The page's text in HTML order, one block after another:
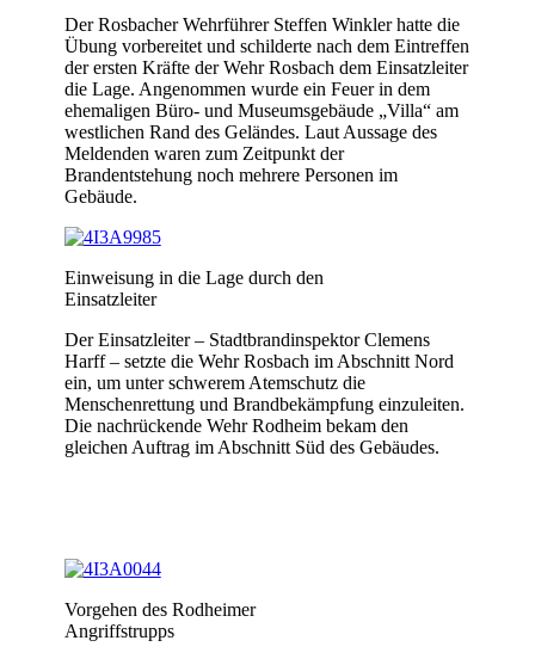
Der Rosbacher Wehrführer Steffen Winkler hatte die
Übung vorbereitet und schilderte nach dem Eintreffen
der ersten Kräfte der Wehr Rosbach dem Einsatzleiter
die Lage. Angenommen wurde ein Feuer in dem
ehemaligen Büro- und Museumsgebäude „Villa“ am
westlichen Rand des Geländes. Laut Aussage des
Meldenden waren zum Zeitpunkt der
Brandentstehung noch mehrere Personen im
Gebäude.
Einweisung in die Lage durch den
Einsatzleiter
Der Einsatzleiter – Stadtbrandinspektor Clemens
Harff – setzte die Wehr Rosbach im Abschnitt Nord
ein, um unter schwerem Atemschutz die
Menschenrettung und Brandbekämpfung einzuleiten.
Die nachrückende Wehr Rodheim bekam den
gleichen Auftrag im Abschnitt Süd des Gebäudes.
Vorgehen des Rodheimer
Angriffstrupps